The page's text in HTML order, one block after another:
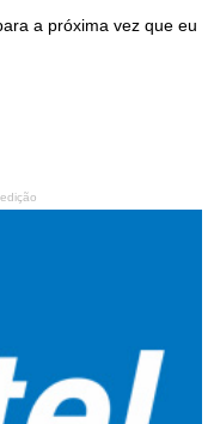
a próxima vez que eu